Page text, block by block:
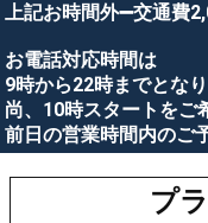
上記お時間外➖交通費
お電話対応時間は
9時から22時までとなり
尚、10時スタートをご
前日の営業時間内のご
プ